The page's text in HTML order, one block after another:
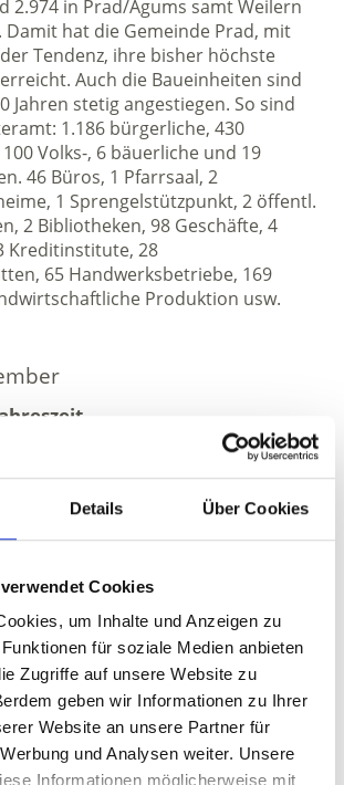
Details Über Cookies
Cookies
um Inhalte und Anzeigen zu
für soziale Medien anbieten
Zugriffe auf unsere Website zu
geben wir Informationen zu Ihrer
Website an unsere Partner für
und Analysen weiter. Unsere
Informationen möglicherweise mit
2.974 in Prad/Agums samt Weilern
Damit hat die Gemeinde Prad, mit
Tendenz, ihre bisher höchste
Auch die Baueinheiten sind
Jahren stetig angestiegen. So sind
1.186 bürgerliche, 430
Volks-, 6 bäuerliche und 19
46 Büros, 1 Pfarrsaal, 2
1 Sprengelstützpunkt, 2 öffentl.
2 Bibliotheken, 98 Geschäfte, 4
Kreditinstitute, 28
65 Handwerksbetriebe, 169
Produktion usw.
März, April, Mai, Juni, Juli, August,
November, Dezember